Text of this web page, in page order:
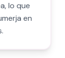
lo que
en